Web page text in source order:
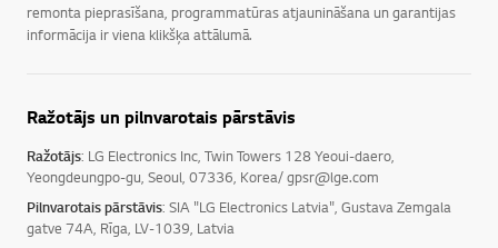
remonta pieprasīšana, programmatūras atjaunināšana un garantijas
informācija ir viena klikšķa attālumā.
Ražotājs un pilnvarotais pārstāvis
Ražotājs: LG Electronics Inc, Twin Towers 128 Yeoui-daero,
Yeongdeungpo-gu, Seoul, 07336, Korea/ gpsr@lge.com
Pilnvarotais pārstāvis: SIA "LG Electronics Latvia", Gustava Zemgala
gatve 74A, Rīga, LV-1039, Latvia